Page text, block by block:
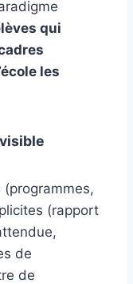
qui
les
(rapport
de
de